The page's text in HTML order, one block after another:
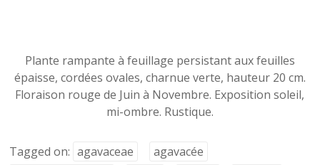
Plante rampante à feuillage persistant aux feuilles
épaisse, cordées ovales, charnue verte, hauteur 20 cm.
Floraison rouge de Juin à Novembre. Exposition soleil,
mi-ombre. Rustique.
Tagged on: agavaceae
agavacée